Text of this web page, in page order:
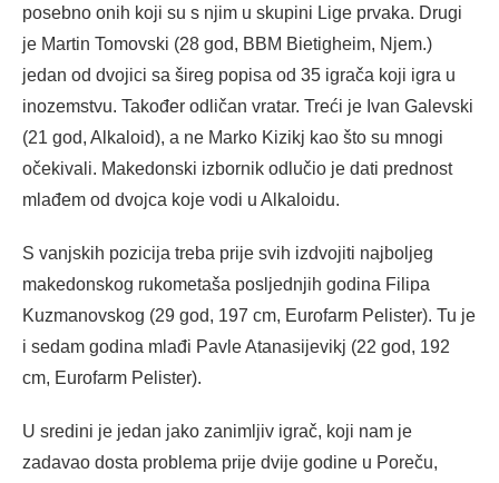
posebno onih koji su s njim u skupini Lige prvaka. Drugi
je Martin Tomovski (28 god, BBM Bietigheim, Njem.)
jedan od dvojici sa šireg popisa od 35 igrača koji igra u
inozemstvu. Također odličan vratar. Treći je Ivan Galevski
(21 god, Alkaloid), a ne Marko Kizikj kao što su mnogi
očekivali. Makedonski izbornik odlučio je dati prednost
mlađem od dvojca koje vodi u Alkaloidu.
S vanjskih pozicija treba prije svih izdvojiti najboljeg
makedonskog rukometaša posljednjih godina Filipa
Kuzmanovskog (29 god, 197 cm, Eurofarm Pelister). Tu je
i sedam godina mlađi Pavle Atanasijevikj (22 god, 192
cm, Eurofarm Pelister).
U sredini je jedan jako zanimljiv igrač, koji nam je
zadavao dosta problema prije dvije godine u Poreču,